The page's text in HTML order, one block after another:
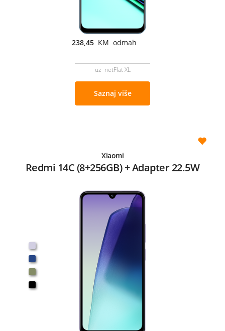
238,45 KM odmah
uz netFlat XL
Saznaj više
Xiaomi
Redmi 14C (8+256GB) + Adapter 22.5W